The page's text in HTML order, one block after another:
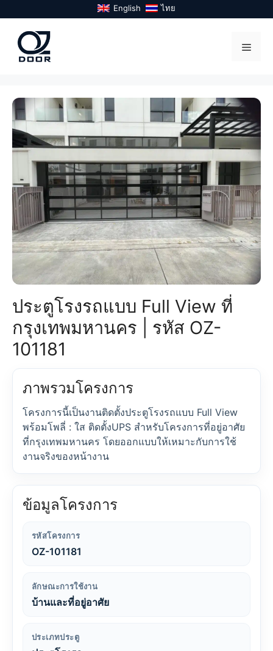
to
content
English ไทย
ประตูโรงรถแบบ Full View ที่
กรุงเทพมหานคร | รหัส OZ-
101181
ภาพรวมโครงการ
โครงการนี้เป็นงานติดตั้งประตูโรงรถแบบ Full View
พร้อมโพลี่ : ใส ติดตั้งUPS สำหรับโครงการที่อยู่อาศัย
ที่กรุงเทพมหานคร โดยออกแบบให้เหมาะกับการใช้
งานจริงของหน้างาน
ข้อมูลโครงการ
รหัสโครงการ
OZ-101181
ลักษณะการใช้งาน
บ้านและที่อยู่อาศัย
ประเภทประตู